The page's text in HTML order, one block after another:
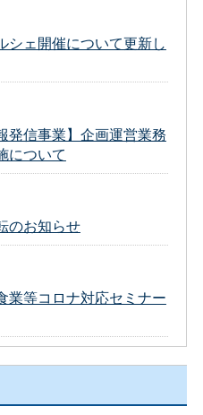
シェ開催について更新し
発信事業】企画運営業務
について
のお知らせ
業等コロナ対応セミナー